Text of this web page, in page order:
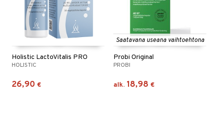
Holistic LactoVitalis PRO
HOLISTIC
26,90 €
Saatavana useana vaihtoehtona
Probi Original
PROBI
alk. 18,98 €